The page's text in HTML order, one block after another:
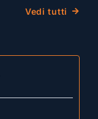
Vedi tutti